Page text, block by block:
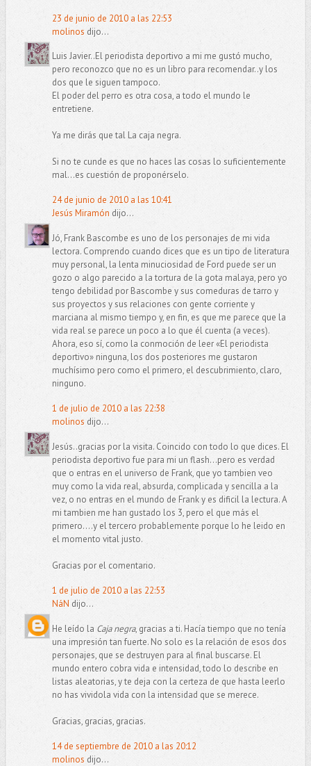
23 de junio de 2010 a las 22:53
molinos dijo...
Luis Javier..El periodista deportivo a mi me gustó mucho,
pero reconozco que no es un libro para recomendar..y los
dos que le siguen tampoco.
El poder del perro es otra cosa, a todo el mundo le
entretiene.
Ya me dirás que tal La caja negra.
Si no te cunde es que no haces las cosas lo suficientemente
mal...es cuestión de proponérselo.
24 de junio de 2010 a las 10:41
Jesús Miramón dijo...
Jó, Frank Bascombe es uno de los personajes de mi vida
lectora. Comprendo cuando dices que es un tipo de literatura
muy personal, la lenta minuciosidad de Ford puede ser un
gozo o algo parecido a la tortura de la gota malaya, pero yo
tengo debilidad por Bascombe y sus comeduras de tarro y
sus proyectos y sus relaciones con gente corriente y
marciana al mismo tiempo y, en fin, es que me parece que la
vida real se parece un poco a lo que él cuenta (a veces).
Ahora, eso sí, como la conmoción de leer «El periodista
deportivo» ninguna, los dos posteriores me gustaron
muchísimo pero como el primero, el descubrimiento, claro,
ninguno.
1 de julio de 2010 a las 22:38
molinos dijo...
Jesús..gracias por la visita. Coincido con todo lo que dices. El
periodista deportivo fue para mi un flash...pero es verdad
que o entras en el universo de Frank, que yo tambien veo
muy como la vida real, absurda, complicada y sencilla a la
vez, o no entras en el mundo de Frank y es dificil la lectura. A
mi tambien me han gustado los 3, pero el que más el
primero....y el tercero probablemente porque lo he leido en
el momento vital justo.
Gracias por el comentario.
1 de julio de 2010 a las 22:53
NáN dijo...
He leído la Caja negra, gracias a ti. Hacía tiempo que no tenía
una impresión tan fuerte. No solo es la relación de esos dos
personajes, que se destruyen para al final buscarse. El
mundo entero cobra vida e intensidad, todo lo describe en
listas aleatorias, y te deja con la certeza de que hasta leerlo
no has vividola vida con la intensidad que se merece.
Gracias, gracias, gracias.
14 de septiembre de 2010 a las 20:12
molinos dijo...